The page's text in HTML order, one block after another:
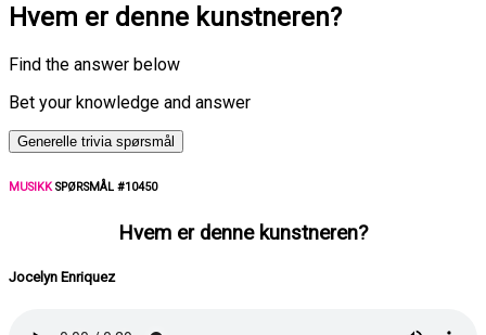
Hvem er denne kunstneren?
Find the answer below
Bet your knowledge and answer
Generelle trivia spørsmål
MUSIKKSPØRSMÅL #10450
Hvem er denne kunstneren?
Jocelyn Enriquez